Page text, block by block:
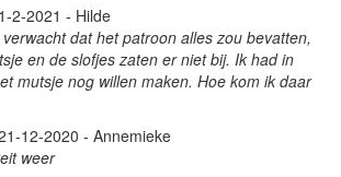
1-2-2021 - Hilde
dat het patroon alles zou bevatten,
en de slofjes zaten er niet bij. Ik had in
mutsje nog willen maken. Hoe kom ik daar
12-2020 - Annemieke
weer